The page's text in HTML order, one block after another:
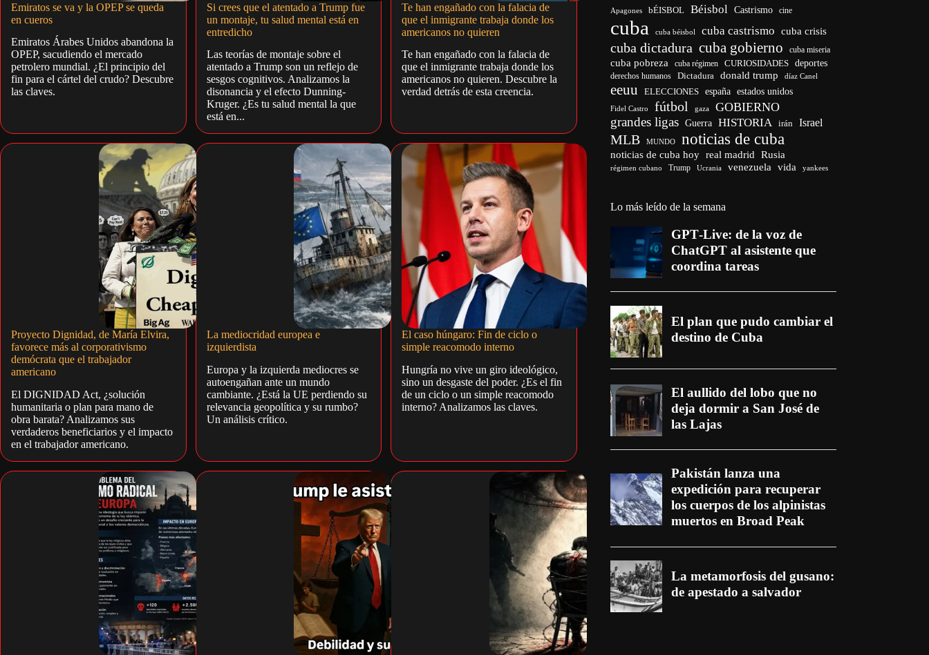
Emiratos se va y la OPEP se queda
en cueros
Emiratos Árabes Unidos abandona la
OPEP, sacudiendo el mercado
petrolero mundial. ¿El principio del
fin para el cártel del crudo? Descubre
las claves.
Si crees que el atentado a Trump fue
un montaje, tu salud mental está en
entredicho
Las teorías de montaje sobre el
atentado a Trump son un reflejo de
sesgos cognitivos. Analizamos la
disonancia y el efecto Dunning-
Kruger. ¿Es tu salud mental la que
está en...
Te han engañado con la falacia de
que el inmigrante trabaja donde los
americanos no quieren
Te han engañado con la falacia de
que el inmigrante trabaja donde los
americanos no quieren. Descubre la
verdad detrás de esta creencia.
Proyecto Dignidad, de María Elvira,
favorece más al corporativismo
demócrata que el trabajador
americano
El DIGNIDAD Act, ¿solución
humanitaria o plan para mano de
obra barata? Analizamos sus
verdaderos beneficiarios y el impacto
en el trabajador americano.
La mediocridad europea e
izquierdista
Europa y la izquierda mediocres se
autoengañan ante un mundo
cambiante. ¿Está la UE perdiendo su
relevancia geopolítica y su rumbo?
Un análisis crítico.
El caso húngaro: Fin de ciclo o
simple reacomodo interno
Hungría no vive un giro ideológico,
sino un desgaste del poder. ¿Es el fin
de un ciclo o un simple reacomodo
interno? Analizamos las claves.
Apagones bÉISBOL Béisbol Castrismo cine
cuba cuba béisbol cuba castrismo cuba crisis
cuba dictadura cuba gobierno cuba miseria
cuba pobreza cuba régimen CURIOSIDADES deportes
derechos humanos Dictadura donald trump díaz Canel
eeuu ELECCIONES españa estados unidos
Fidel Castro fútbol gaza GOBIERNO
grandes ligas Guerra HISTORIA irán Israel
MLB MUNDO noticias de cuba
noticias de cuba hoy real madrid Rusia
régimen cubano Trump Ucrania venezuela vida yankees
Lo más leído de la semana